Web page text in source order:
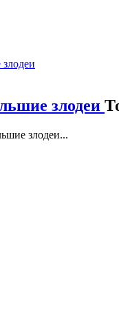
злодеи
злодеи...